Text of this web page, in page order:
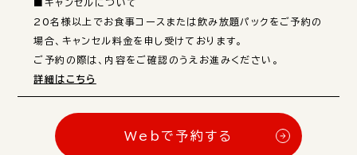
■キャンセルについて
20名様以上でお食事コースまたは飲み放題パックをご予約の
場合、キャンセル料金を申し受けております。
詳細はこちら
Webで予約する